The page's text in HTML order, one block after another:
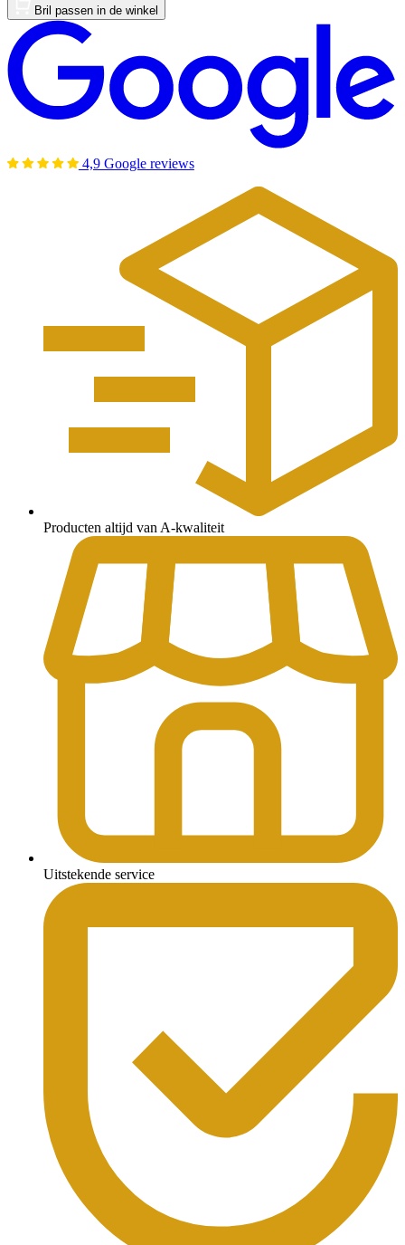
Bril passen in de winkel
4,9 Google reviews
Producten altijd van A-kwaliteit
Uitstekende service